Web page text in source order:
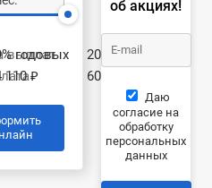
годовых
110 ₽
выплат
205 129 ₽
60 129 ₽
об акциях!
Даю
согласие на
обработку
персональных
данных